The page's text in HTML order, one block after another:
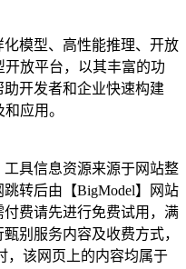
模型、高性能推理、开放
放平台，以其丰富的功
开发者和企业快速构建
应用。
具信息资源来源于网站整
转后由【BigModel】网站
费请先进行免费试用，满
别服务内容及收费方式，
，该网页上的内容均属于